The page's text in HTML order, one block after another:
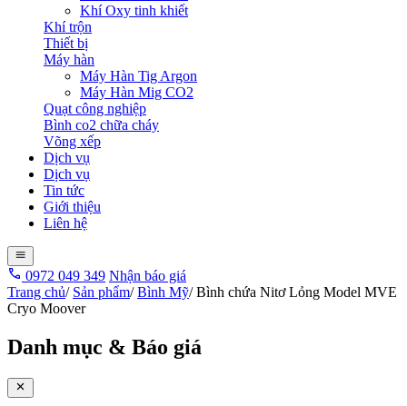
Khí Oxy tinh khiết
Khí trộn
Thiết bị
Máy hàn
Máy Hàn Tig Argon
Máy Hàn Mig CO2
Quạt công nghiệp
Bình co2 chữa cháy
Võng xếp
Dịch vụ
Dịch vụ
Tin tức
Giới thiệu
Liên hệ
0972 049 349 Nhận báo giá
Trang chủ/ Sản phẩm/ Bình Mỹ/ Bình chứa Nitơ Lỏng Model MVE
Cryo Moover
Danh mục & Báo giá